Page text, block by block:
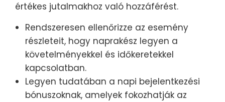
értékes jutalmakhoz való hozzáférést.
Rendszeresen ellenőrizze az esemény
részleteit, hogy naprakész legyen a
követelményekkel és időkeretekkel
kapcsolatban.
Legyen tudatában a napi bejelentkezési
bónuszoknak, amelyek fokozhatják az